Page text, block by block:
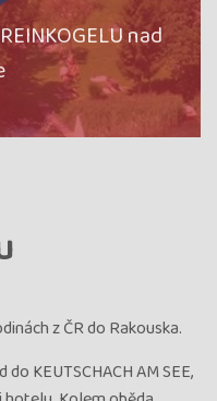
nad
z ČR do Rakouska.
KEUTSCHACH AM SEE,